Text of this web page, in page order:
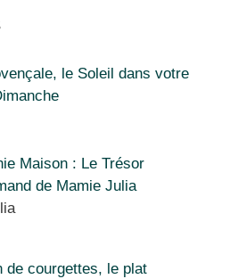
le Soleil dans votre
Maison : Le Trésor
de Mamie Julia
de courgettes, le plat